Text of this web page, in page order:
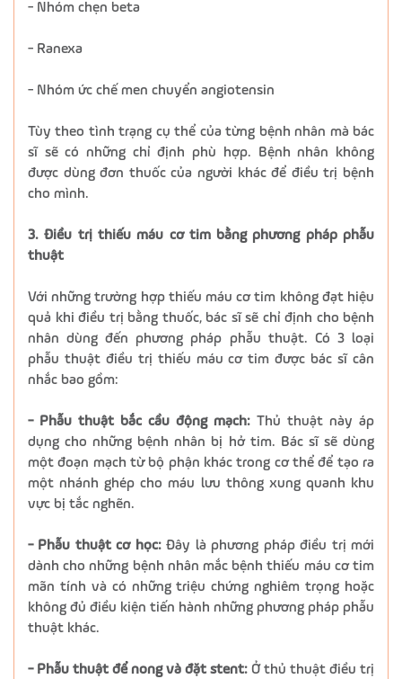
- Nhóm chẹn beta
- Ranexa
- Nhóm ức chế men chuyển angiotensin
Tùy theo tình trạng cụ thể của từng bệnh nhân mà bác
sĩ sẽ có những chỉ định phù hợp. Bệnh nhân không
được dùng đơn thuốc của người khác để điều trị bệnh
cho mình.
3. Điều trị thiếu máu cơ tim bằng phương pháp phẫu
thuật
Với những trường hợp thiếu máu cơ tim không đạt hiệu
quả khi điều trị bằng thuốc, bác sĩ sẽ chỉ định cho bệnh
nhân dùng đến phương pháp phẫu thuật. Có 3 loại
phẫu thuật điều trị thiếu máu cơ tim được bác sĩ cân
nhắc bao gồm:
- Phẫu thuật bắc cầu động mạch: Thủ thuật này áp
dụng cho những bệnh nhân bị hở tim. Bác sĩ sẽ dùng
một đoạn mạch từ bộ phận khác trong cơ thể để tạo ra
một nhánh ghép cho máu lưu thông xung quanh khu
vực bị tắc nghẽn.
- Phẫu thuật cơ học:Đây là phương pháp điều trị mới
dành cho những bệnh nhân mắc bệnh thiếu máu cơ tim
mãn tính và có những triệu chứng nghiêm trọng hoặc
không đủ điều kiện tiến hành những phương pháp phẫu
thuật khác.
- Phẫu thuật để nong và đặt stent: Ở thủ thuật điều trị